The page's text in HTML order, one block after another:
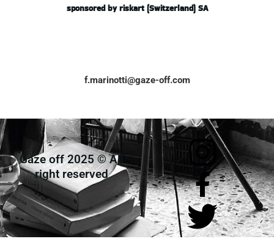
sponsored by riskart (Switzerland) SA
f.marinotti@gaze-off.com
Gaze off 2025 © All
right reserved